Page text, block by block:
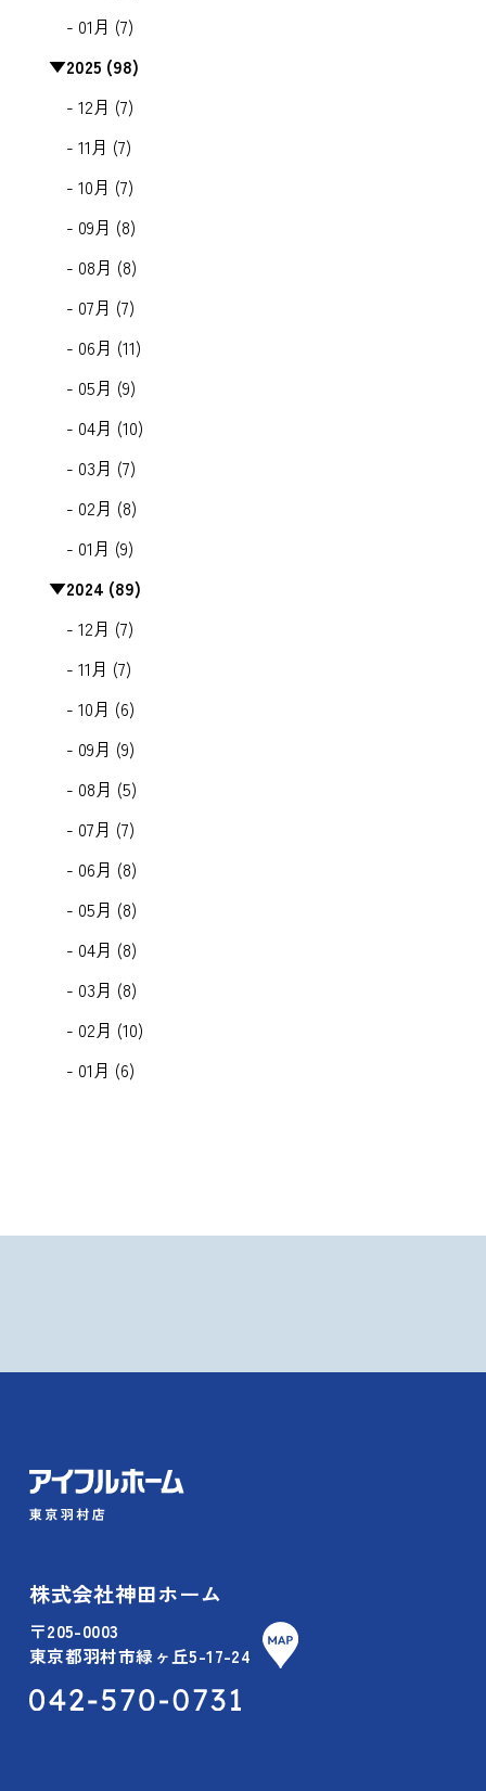
- 01月 (7)
▼2025 (98)
- 12月 (7)
- 11月 (7)
- 10月 (7)
- 09月 (8)
- 08月 (8)
- 07月 (7)
- 06月 (11)
- 05月 (9)
- 04月 (10)
- 03月 (7)
- 02月 (8)
- 01月 (9)
▼2024 (89)
- 12月 (7)
- 11月 (7)
- 10月 (6)
- 09月 (9)
- 08月 (5)
- 07月 (7)
- 06月 (8)
- 05月 (8)
- 04月 (8)
- 03月 (8)
- 02月 (10)
- 01月 (6)
株式会社神田ホーム
〒205-0003
東京都羽村市緑ヶ丘5-17-24